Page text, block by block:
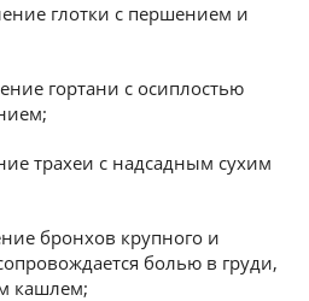
глотки с першением и
гортани с осиплостью
трахеи с надсадным сухим
бронхов крупного и
болью в груди,
кашлем;